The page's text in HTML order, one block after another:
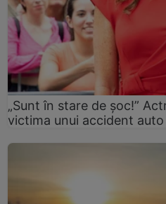
„Sunt în stare de șoc!”
victima unui accident